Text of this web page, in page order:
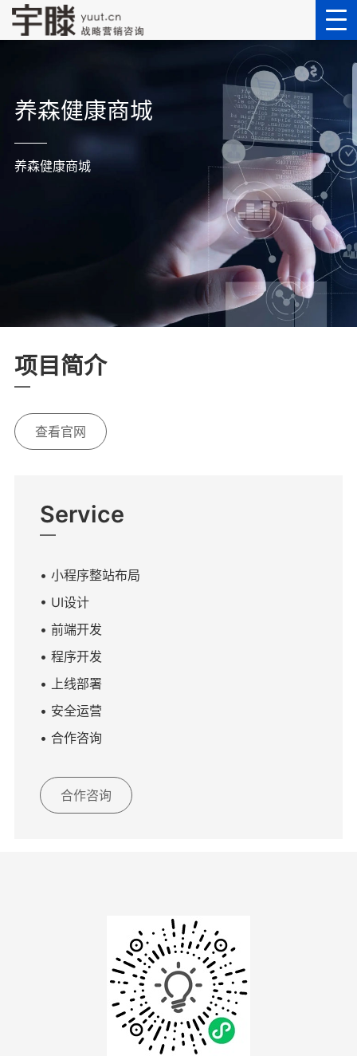
养森健康商城
养森健康商城
项目简介
查看官网
Service
• 小程序整站布局
• UI设计
• 前端开发
• 程序开发
• 上线部署
• 安全运营
• 合作咨询
合作咨询